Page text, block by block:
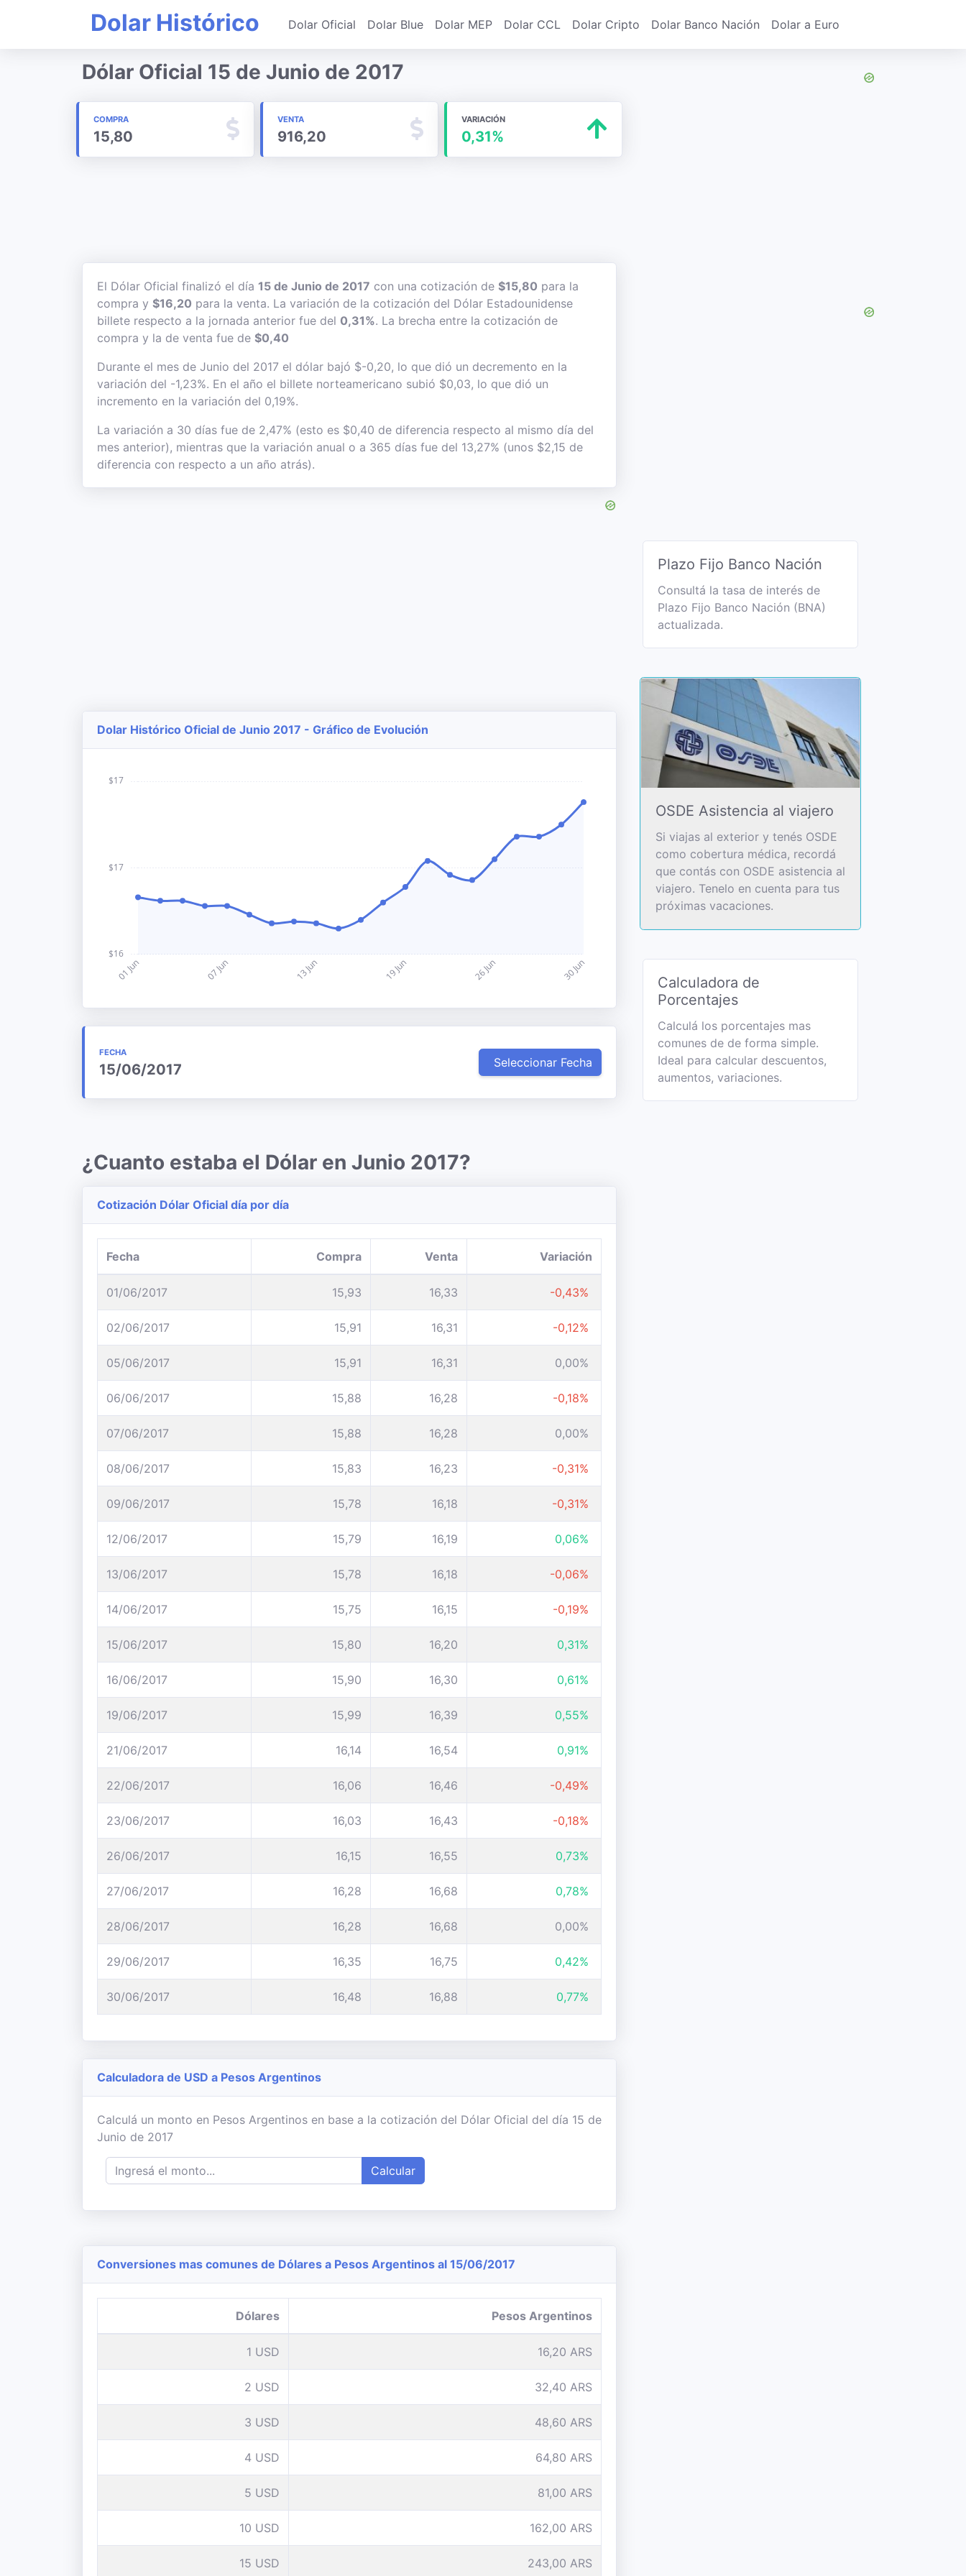
Dolar Histórico Dolar Oficial Dolar Blue Dolar MEP Dolar CCL Dolar Cripto Dolar Banco Nación Dolar a Euro
Dólar Oficial 15 de Junio de 2017
COMPRA
15,80
VENTA
916,20
VARIACIÓN
0,31%
El Dólar Oficial finalizó el día 15 de Junio de 2017 con una cotización de $15,80 para la
compra y $16,20 para la venta. La variación de la cotización del Dólar Estadounidense
billete respecto a la jornada anterior fue del 0,31%. La brecha entre la cotización de
compra y la de venta fue de $0,40
Durante el mes de Junio del 2017 el dólar bajó $-0,20, lo que dió un decremento en la
variación del -1,23%. En el año el billete norteamericano subió $0,03, lo que dió un
incremento en la variación del 0,19%.
La variación a 30 días fue de 2,47% (esto es $0,40 de diferencia respecto al mismo día del
mes anterior), mientras que la variación anual o a 365 días fue del 13,27% (unos $2,15 de
diferencia con respecto a un año atrás).
Dolar Histórico Oficial de Junio 2017 - Gráfico de Evolución
FECHA
15/06/2017 Seleccionar Fecha
¿Cuanto estaba el Dólar en Junio 2017?
Cotización Dólar Oficial día por día
Fecha Compra Venta Variación
01/06/2017 15,93 16,33 -0,43%
02/06/2017 15,91 16,31 -0,12%
05/06/2017 15,91 16,31 0,00%
06/06/2017 15,88 16,28 -0,18%
07/06/2017 15,88 16,28 0,00%
08/06/2017 15,83 16,23 -0,31%
09/06/2017 15,78 16,18 -0,31%
12/06/2017 15,79 16,19 0,06%
13/06/2017 15,78 16,18 -0,06%
14/06/2017 15,75 16,15 -0,19%
15/06/2017 15,80 16,20 0,31%
16/06/2017 15,90 16,30 0,61%
19/06/2017 15,99 16,39 0,55%
21/06/2017 16,14 16,54 0,91%
22/06/2017 16,06 16,46 -0,49%
23/06/2017 16,03 16,43 -0,18%
26/06/2017 16,15 16,55 0,73%
27/06/2017 16,28 16,68 0,78%
28/06/2017 16,28 16,68 0,00%
29/06/2017 16,35 16,75 0,42%
30/06/2017 16,48 16,88 0,77%
Calculadora de USD a Pesos Argentinos
Calculá un monto en Pesos Argentinos en base a la cotización del Dólar Oficial del día 15 de
Junio de 2017
Calcular
Conversiones mas comunes de Dólares a Pesos Argentinos al 15/06/2017
Dólares Pesos Argentinos
1 USD 16,20 ARS
2 USD 32,40 ARS
3 USD 48,60 ARS
4 USD 64,80 ARS
5 USD 81,00 ARS
10 USD 162,00 ARS
15 USD 243,00 ARS
Plazo Fijo Banco Nación
Consultá la tasa de interés de
Plazo Fijo Banco Nación (BNA)
actualizada.
OSDE Asistencia al viajero
Si viajas al exterior y tenés OSDE
como cobertura médica, recordá
que contás con OSDE asistencia al
viajero. Tenelo en cuenta para tus
próximas vacaciones.
Calculadora de
Porcentajes
Calculá los porcentajes mas
comunes de de forma simple.
Ideal para calcular descuentos,
aumentos, variaciones.